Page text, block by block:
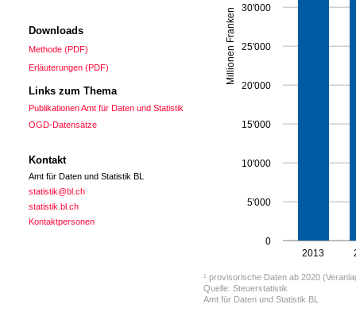
Downloads
Methode (PDF)
Erläuterungen (PDF)
Links zum Thema
Publikationen Amt für Daten und Statistik
OGD-Datensätze
Kontakt
Amt für Daten und Statistik BL
statistik@bl.ch
statistik.bl.ch
Kontaktpersonen
Millionen Franken
2013
0
5'000
10'000
15'000
20'000
25'000
30'000
¹ provisorische Daten ab 2020
Quelle: Steuerstatistik
Amt für Daten und Statistik BL